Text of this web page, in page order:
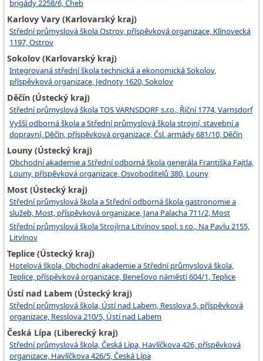
brigády 2258/6, Cheb
Karlovy Vary (Karlovarský kraj)
Střední průmyslová škola Ostrov, příspěvková organizace, Klínovecká
1197, Ostrov
Sokolov (Karlovarský kraj)
Integrovaná střední škola technická a ekonomická Sokolov,
příspěvková organizace, Jednoty 1620, Sokolov
Děčín (Ústecký kraj)
Střední průmyslová škola TOS VARNSDORF s.r.o., Říční 1774, Varnsdorf
Vyšší odborná škola a Střední průmyslová škola strojní, stavební a
dopravní, Děčín, příspěvková organizace, Čsl. armády 681/10, Děčín
Louny (Ústecký kraj)
Obchodní akademie a Střední odborná škola generála Františka Fajtla,
Louny, příspěvková organizace, Osvoboditelů 380, Louny
Most (Ústecký kraj)
Střední průmyslová škola a Střední odborná škola gastronomie a
služeb, Most, příspěvková organizace, Jana Palacha 711/2, Most
Střední průmyslová škola Strojírna Litvínov spol. s r.o., Na Pavlu 2155,
Litvínov
Teplice (Ústecký kraj)
Hotelová škola, Obchodní akademie a Střední průmyslová škola,
Teplice, příspěvková organizace, Benešovo náměstí 604/1, Teplice
Ústí nad Labem (Ústecký kraj)
Střední průmyslová škola, Ústí nad Labem, Resslova 5, příspěvková
organizace, Resslova 210/5, Ústí nad Labem
Česká Lípa (Liberecký kraj)
Střední průmyslová škola, Česká Lípa, Havlíčkova 426, příspěvková
organizace, Havlíčkova 426/5, Česká Lípa